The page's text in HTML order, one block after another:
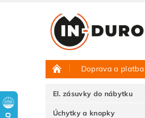
Doprava a platba
Půjčovna vzorků
El. zásuvky do nábytku
Úchytky a knopky